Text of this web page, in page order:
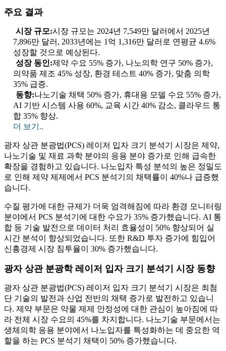
주요 결과
시장 규모:시장 규모는 2024년 7,549만 달러에서 2025년
7,896만 달러, 2033년에는 1억 1,316만 달러로 연평균 4.6%
성장할 것으로 예상된다.
성장 동인:제약 수요 55% 증가, 나노의학 연구 50% 증가,
의약품 제조 45% 성장, 환경 테스트 40% 증가, 맞춤 의학
35% 급증.
동향:나노기술 채택 50% 증가, 휴대용 모델 수요 55% 증가,
AI 기반 시스템 사용 60%, 교육 시간 40% 감소, 클라우드 통
합 35% 향상.
더 보기..
광자 상관 분광법(PCS) 레이저 입자 크기 분석기 시장은 제약,
나노기술 및 재료 과학 분야의 응용 분야 증가로 인해 급속한
확장을 경험하고 있습니다. 나노입자 특성 분석의 높은 정밀도
로 인해 제약 제제에서 PCS 분석기의 채택률이 40%나 급증했
습니다.
수질 평가에 대한 규제가 더욱 엄격해짐에 따라 환경 모니터링
분야에서 PCS 분석기에 대한 수요가 35% 증가했습니다. AI 통
합 등 기술 발전으로 데이터 처리 효율성이 50% 향상되어 실
시간 분석이 향상되었습니다. 또한 R&D 투자 증가에 힘입어
신흥경제 시장 침투율이 30% 증가했습니다.
광자 상관 분광학 레이저 ​​입자 크기 분석기 시장 동향
광자 상관 분광법(PCS) 레이저 입자 크기 분석기 시장은 최첨
단 기술의 발전과 산업 전반의 채택 증가로 발전하고 있습니
다. 제약 부문은 약물 제제 안정성에 대한 관심이 높아짐에 따
라 전체 시장 수요의 45%를 차지합니다. 나노기술 부문에서는
생체의학 응용 분야에서 나노입자를 특성화하는 데 중요한 역
할을 하는 PCS 분석기 채택이 50% 증가했습니다.